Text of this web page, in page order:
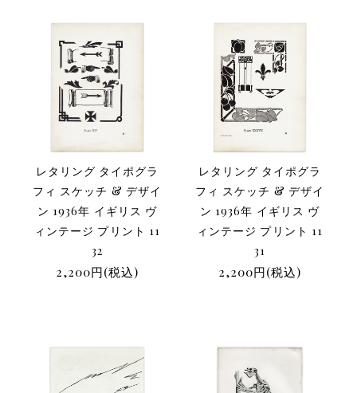
レタリング タイポグラ
フィ スケッチ & デザイ
ン 1936年 イギリス ヴ
ィンテージ プリント 11
32
2,200円(税込)
レタリング タイポグラ
フィ スケッチ & デザイ
ン 1936年 イギリス ヴ
ィンテージ プリント 11
31
2,200円(税込)